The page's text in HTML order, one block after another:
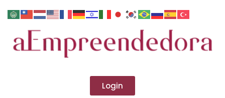
Login